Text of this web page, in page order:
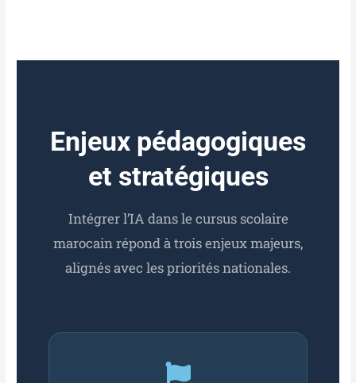
Enjeux pédagogiques
et stratégiques
Intégrer l’IA dans le cursus scolaire
marocain répond à trois enjeux majeurs,
alignés avec les priorités nationales.